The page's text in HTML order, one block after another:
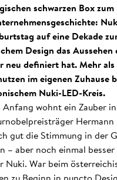
schwarzen Box
auf eine Dekade
Design das
neu definiert hat. Mehr
im eigenen Zuhause
Nuki-LED-Kreis.
Anfang wohnt ein Zauber
Hermann
gut die Stimmung in der
– aber noch einmal
Nuki. War beim